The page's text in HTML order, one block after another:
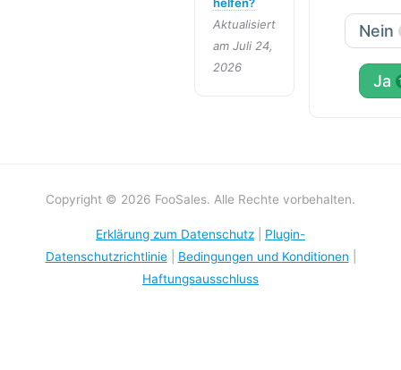
helfen?
Aktualisiert
am Juli 24,
2026
Nein
Ja
Copyright © 2026 FooSales. Alle Rechte vorbehalten.
Erklärung zum Datenschutz
Plugin-
Datenschutzrichtlinie| Bedingungen und Konditionen
Haftungsausschluss